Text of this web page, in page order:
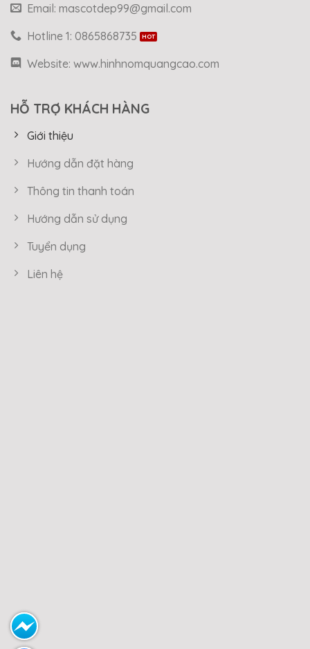
Email: mascotdep99@gmail.com
Hotline 1: 0865868735
Website: www.hinhnomquangcao.com
HỖ TRỢ KHÁCH HÀNG
Giới thiệu
Hướng dẫn đặt hàng
Thông tin thanh toán
Hướng dẫn sử dụng
Tuyển dụng
Liên hệ